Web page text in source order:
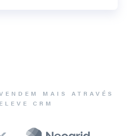
MAIS ATRAVÉS
CRM